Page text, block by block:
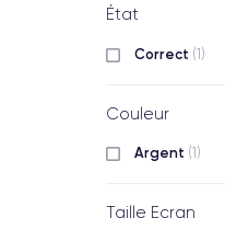
État
Correct (1)
Couleur
Argent (1)
Taille Ecran